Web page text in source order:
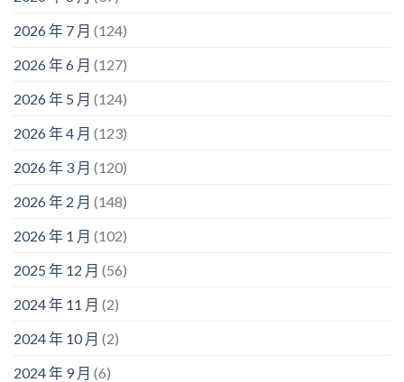
2026 年 7 月 (124)
2026 年 6 月 (127)
2026 年 5 月 (124)
2026 年 4 月 (123)
2026 年 3 月 (120)
2026 年 2 月 (148)
2026 年 1 月 (102)
2025 年 12 月 (56)
2024 年 11 月 (2)
2024 年 10 月 (2)
2024 年 9 月 (6)